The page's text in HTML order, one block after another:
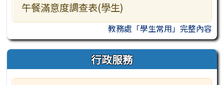
午餐滿意度調查表(學生)
教務處「學生常用」完整內容
行政服務